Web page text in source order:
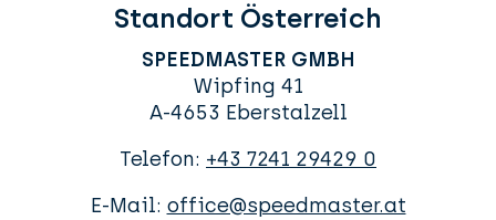
Standort Österreich
SPEEDMASTER GMBH
Wipfing 41
A-4653 Eberstalzell
Telefon: +43 7241 29429 0
E-Mail: office@speedmaster.at